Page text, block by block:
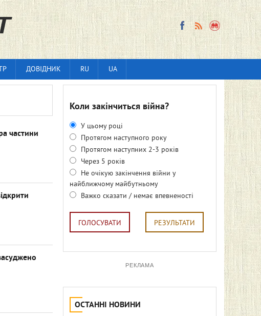
ДОВІДНИК RU UA
частини
Коли закінчиться війна?
У цьому році
Протягом наступного року
Протягом наступних 2-3 років
Через 5 років
Не очікую закінчення війни у
найближчому майбутньому
Важко сказати / немає впевненості
ГОЛОСУВАТИ РЕЗУЛЬТАТИ
РЕКЛАМА
ОСТАННІ НОВИНИ